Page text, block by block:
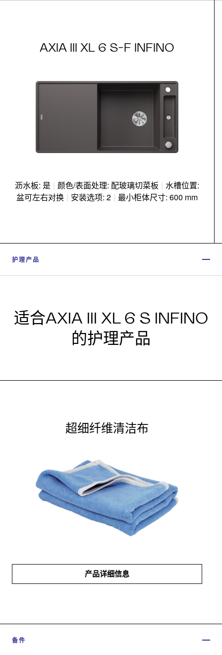
AXIA III XL 6 S-F INFINO
沥水板: 是 | 颜色/表面处理: 配玻璃切菜板 | 水槽位置:
盆可左右对换 | 安装选项: 2 | 最小柜体尺寸: 600 mm
护理产品
适合AXIA III XL 6 S INFINO
的护理产品
超细纤维清洁布
产品详细信息
备件